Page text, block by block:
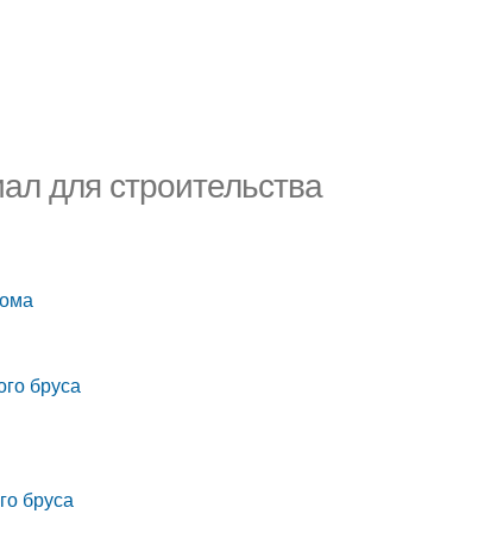
для строительства
бруса
бруса